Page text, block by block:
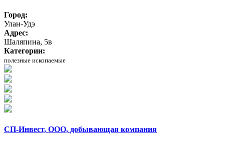
Город:
Улан-Удэ
Адрес:
Шаляпина, 5в
Категории:
полезные ископаемые
СП-Инвест, ООО, добывающая компания